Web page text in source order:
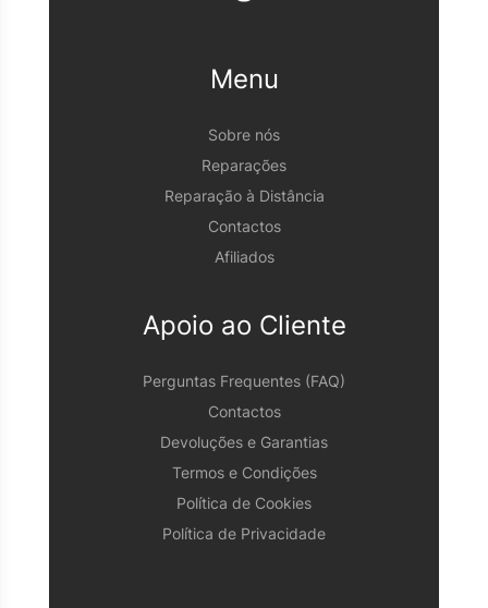
Menu
Sobre nós
Reparações
Reparação à Distância
Contactos
Afiliados
Apoio ao Cliente
Perguntas Frequentes (FAQ)
Contactos
Devoluções e Garantias
Termos e Condições
Política de Cookies
Política de Privacidade